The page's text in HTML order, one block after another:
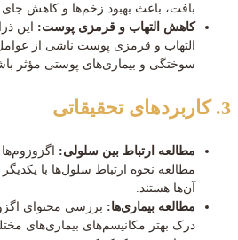
بافت، باعث بهبود زخم‌ها و کاهش
کاهش التهاب و قرمزی پوست: این
التهاب و قرمزی پوست ناشی از
سوختگی و بیماری‌های پوستی مؤثر
3. کاربردهای تحقیقاتی
مطالعه ارتباط بین سلولی:
مطالعه نحوه ارتباط سلول‌ها با یکدیگر
آن‌ها هستند.
مطالعه بیماری‌ها: بررسی محتوای
درک بهتر مکانیسم‌های بیماری‌های